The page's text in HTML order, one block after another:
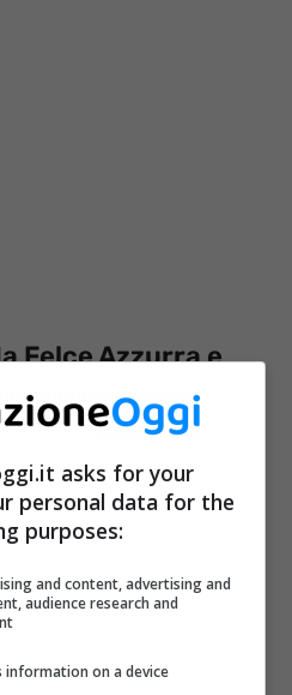
Felce Azzurra e
fare i
riguardano solo il
state sottratte,
a marchio
in particolare, dei
asks for your
personal data for the
purposes:
and content, advertising and
audience research and
information on a device